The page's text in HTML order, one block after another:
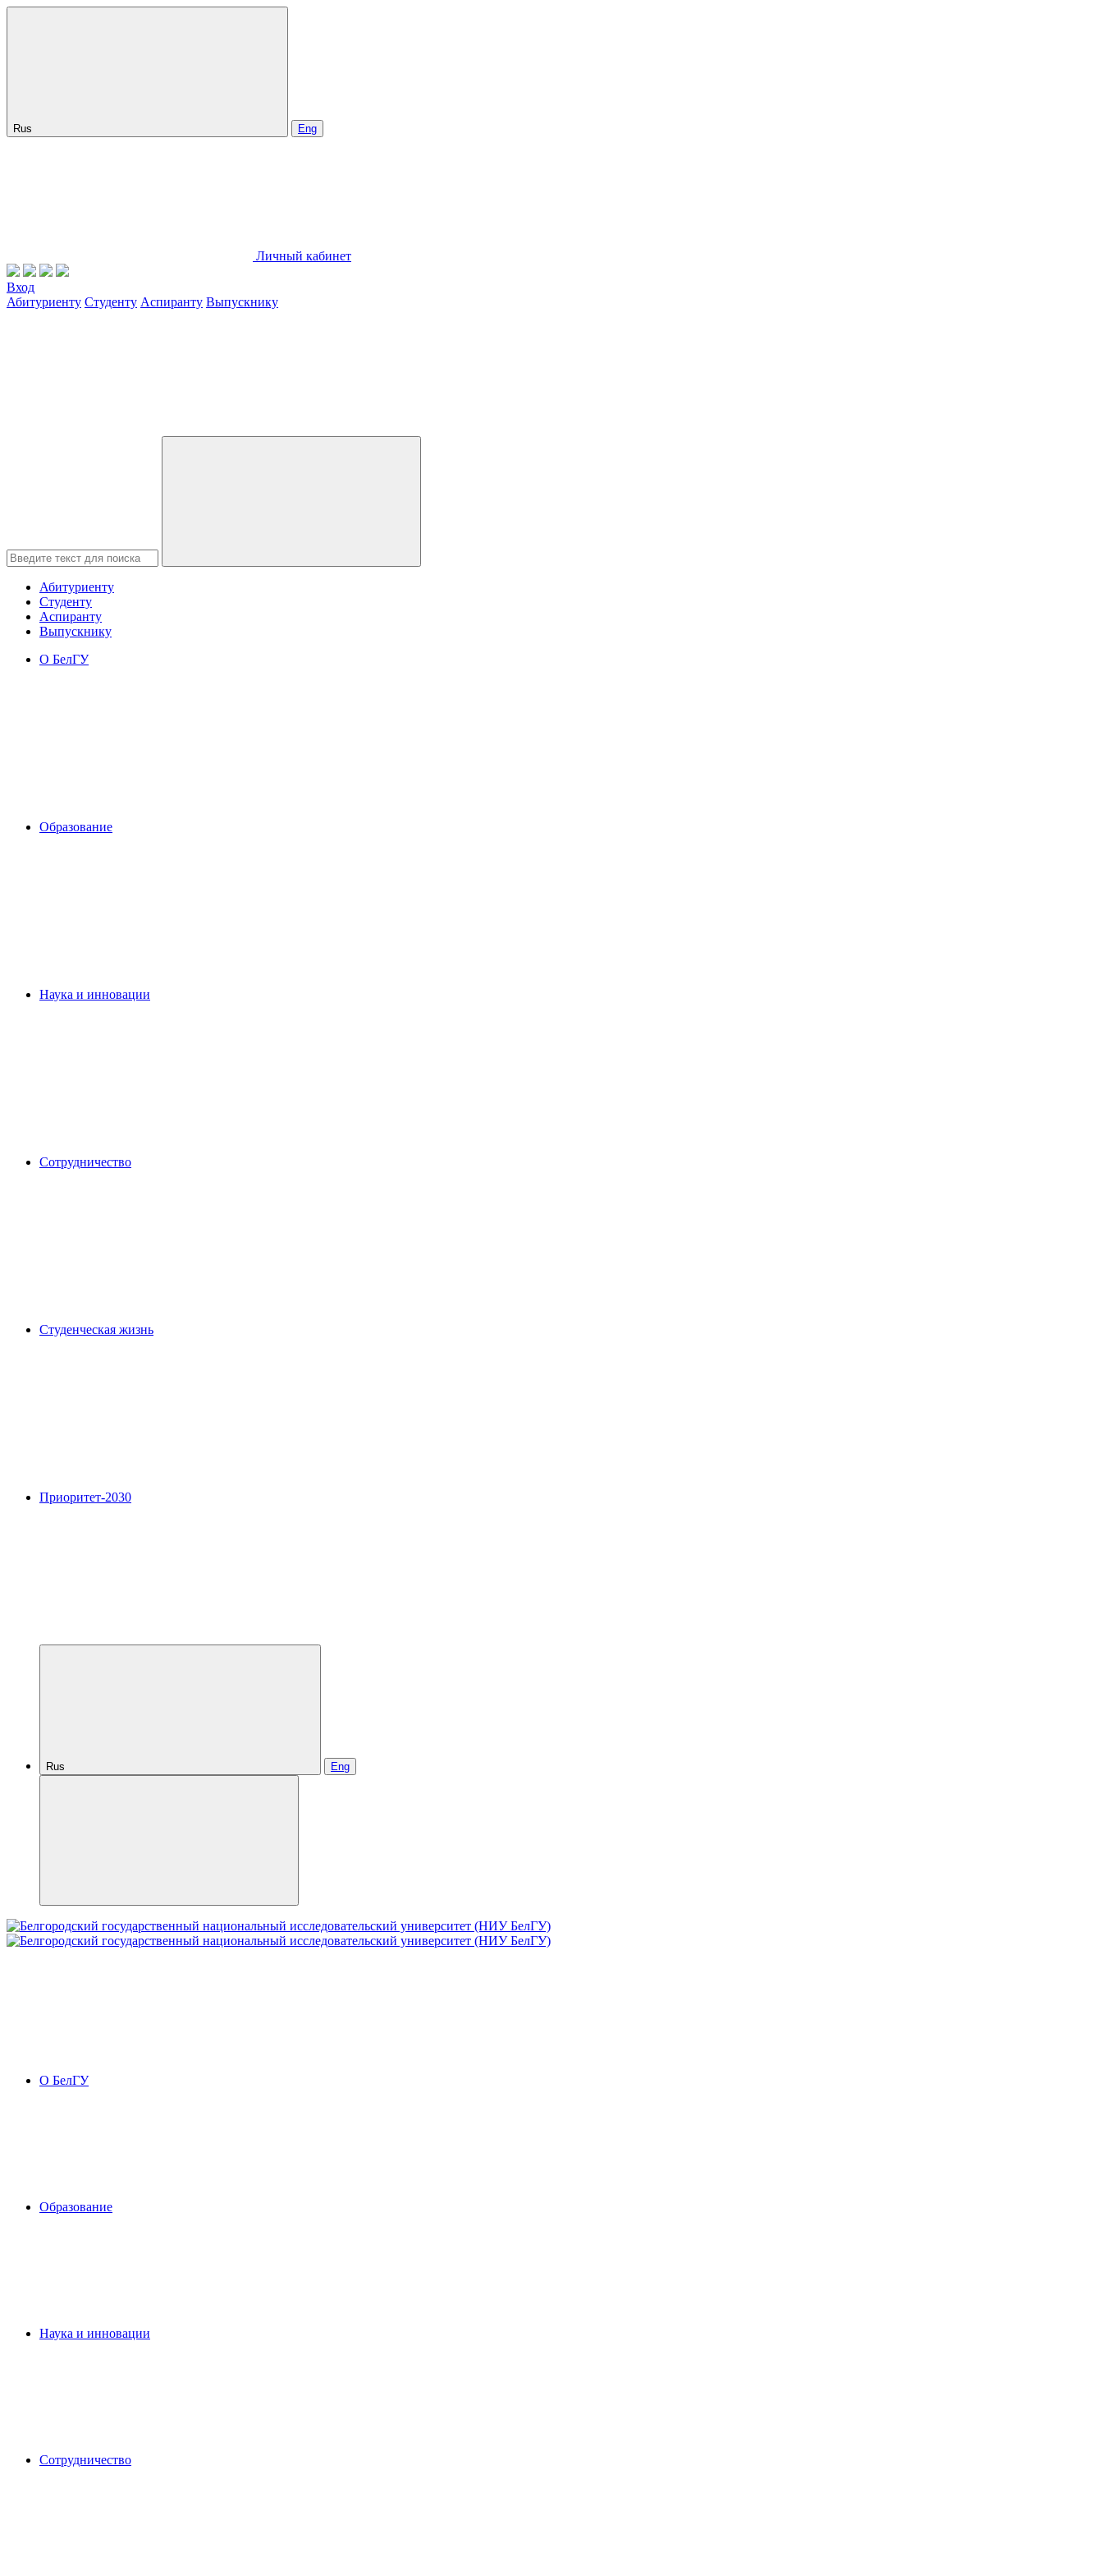
Rus Eng
Личный кабинет
Вход
Абитуриенту Студенту Аспиранту Выпускнику
Абитуриенту
Студенту
Аспиранту
Выпускнику
О БелГУ
Образование
Наука и инновации
Сотрудничество
Студенческая жизнь
Приоритет-2030
Rus Eng
О БелГУ
Образование
Наука и инновации
Сотрудничество